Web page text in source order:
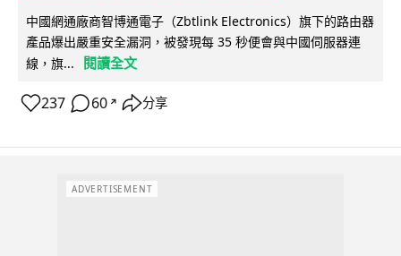
中國網通廠商智博通電子（Zbtlink Electronics）旗下的路由器
產品爆出嚴重安全漏洞，被發現每 35 秒便會與中國伺服器連
線，旗...
閱讀全文
237 60 ↗ 分享
ADVERTISEMENT